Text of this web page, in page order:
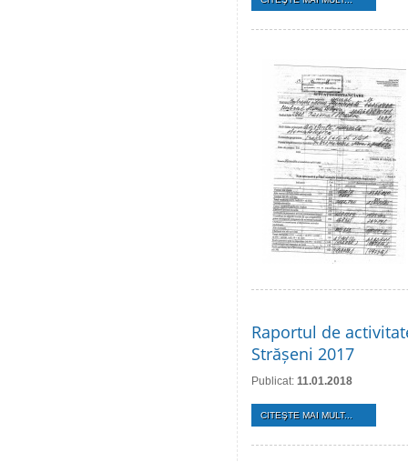
Raportul de
Strășeni 2017
Publicat: 11.01.2018
CITEŞTE MAI MULT...